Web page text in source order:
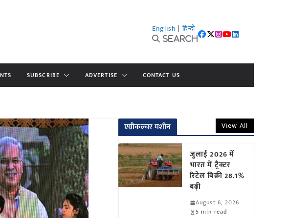
English | हिन्दी
Search
SUBSCRIBE ADVERTISE CONTACT US
एग्रीकल्चर मशीन View All
जुलाई 2026 में
भारत में ट्रैक्टर
रिटेल बिक्री 28.1%
बढ़ी
August 6, 2026
5 min read